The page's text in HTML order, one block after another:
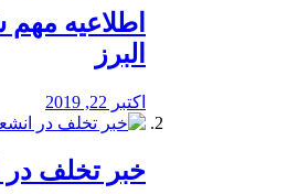
️اطلاعیه
البرز
اکتبر 22, 2019
خبر تخلف در